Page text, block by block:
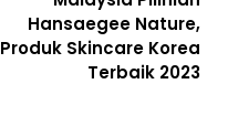
Hansaegee Nature,
Produk Skincare Korea
Terbaik 2023